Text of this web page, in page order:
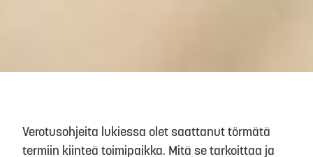
Verotusohjeita lukiessa olet saattanut törmätä
termiin kiinteä toimipaikka. Mitä se tarkoittaa ja